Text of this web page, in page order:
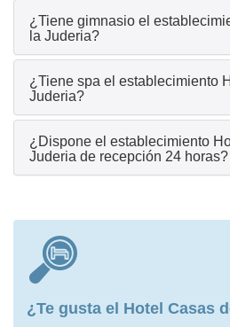
¿Tiene gimnasio el
la Juderia?
¿Tiene spa el establecimiento
Juderia?
¿Dispone el establecimiento
Juderia de recepción 24 horas?
¿Te gusta el Hotel Casas